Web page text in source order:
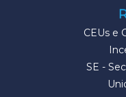
CEUs e
SE -